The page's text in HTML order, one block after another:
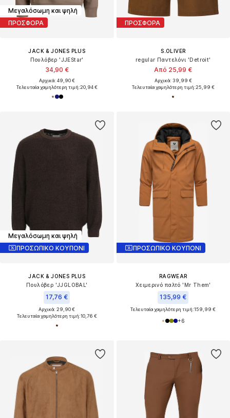
Μεγαλόσωμη και ψηλή
ΠΡΟΣΦΟΡΑ
JACK & JONES PLUS
Πουλόβερ 'JJEStar'
34,90 €
Αρχικά: 49,90 €
Τελευταία χαμηλότερη τιμή:20,94 €
ΠΡΟΣΦΟΡΑ
S.OLIVER
regular Παντελόνι 'Detroit'
Από 25,99 €
Αρχικά: 39,99 €
Τελευταία χαμηλότερη τιμή:25,99 €
Μεγαλόσωμη και ψηλή
ΠΡΟΣΩΠΙΚΟ ΚΟΥΠΟΝΙ
JACK & JONES PLUS
Πουλόβερ 'JJGLOBAL'
17,76 €
Αρχικά: 29,90 €
Τελευταία χαμηλότερη τιμή:10,76 €
ΠΡΟΣΩΠΙΚΟ ΚΟΥΠΟΝΙ
RAGWEAR
Χειμερινό παλτό 'Mr Them'
135,99 €
Τελευταία χαμηλότερη τιμή:159,99 €
+6